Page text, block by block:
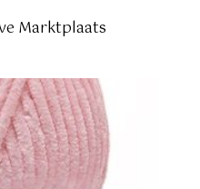
Marktplaats